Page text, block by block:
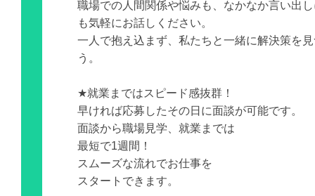
職場での人間関係や悩みも、なかなか言い出
も気軽にお話しください。
一人で抱え込まず、私たちと一緒に解決策を
う。
★就業まではスピード感抜群！
早ければ応募したその日に面談が可能です。
面談から職場見学、就業までは
最短で1週間！
スムーズな流れでお仕事を
スタートできます。